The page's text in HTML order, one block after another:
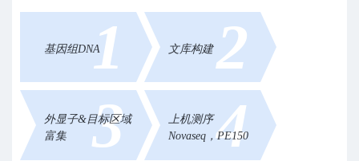
基因组DNA1 文库构建 2
外显子&目标区域
富集
3
上机测序
Novaseq，PE150
4